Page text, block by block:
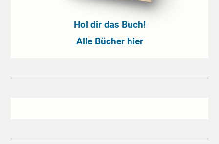
Hol dir das Buch!
Alle Bücher hier